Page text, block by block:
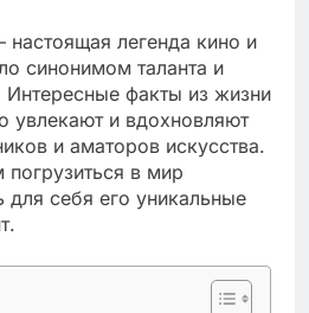
легенда кино и
синонимом таланта и
факты из жизни
увлекают и вдохновляют
и аматоров искусства.
в мир
для себя его уникальные